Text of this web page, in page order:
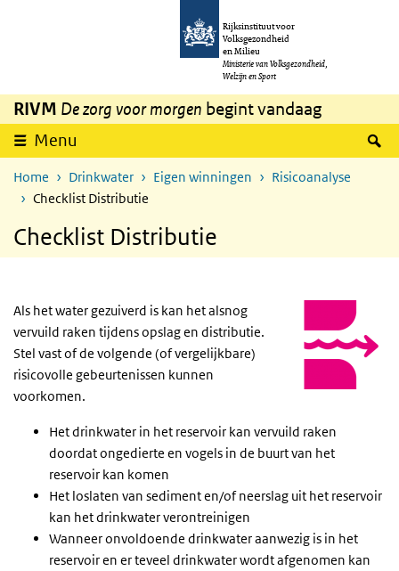
Overslaan en naar de inhoud gaan
Rijksinstituut voor
Volksgezondheid
en Milieu
Ministerie van Volksgezondheid,
Welzijn en Sport
RIVM De zorg voor morgen begint vandaag
Menu
Home Drinkwater Eigen winningen
Risicoanalyse
Checklist Distributie
Checklist Distributie
Als het water gezuiverd is kan het alsnog
vervuild raken tijdens opslag en distributie.
Stel vast of de volgende (of vergelijkbare)
risicovolle gebeurtenissen kunnen
voorkomen.
Het drinkwater in het reservoir kan vervuild raken
doordat ongedierte en vogels in de buurt van het
reservoir kan komen
Het loslaten van sediment en/of neerslag uit het reservoir
kan het drinkwater verontreinigen
Wanneer onvoldoende drinkwater aanwezig is in het
reservoir en er teveel drinkwater wordt afgenomen kan